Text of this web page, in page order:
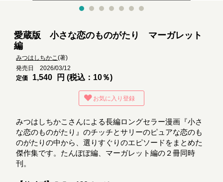
愛蔵版 小さな恋のものがたり マーガレット
編
みつはしちかこ(著)
発売日 2026/03/12
定価
1,540 円 (税込：10％)
お気に入り登録
みつはしちかこさんによる長編ロングセラー漫画『小さ
な恋のものがたり』のチッチとサリーのピュアな恋のも
のがたりの中から、選りすぐりのエピソードをまとめた
傑作集です。たんぽぽ編、マーガレット編の２冊同時
刊。